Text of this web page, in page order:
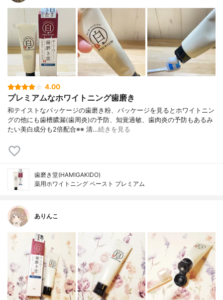
4.00
プレミアムなホワイトニング歯磨き
和テイストなパッケージの歯磨き粉、パッケージを見るとホワイトニン
グの他にも歯槽膿漏(歯周炎)の予防、知覚過敏、歯肉炎の予防もあるみ
たい美白成分も2倍配合※※ 清…続きを見る
歯磨き堂(HAMIGAKIDO)
薬用ホワイトニング ペースト プレミアム
ありんこ